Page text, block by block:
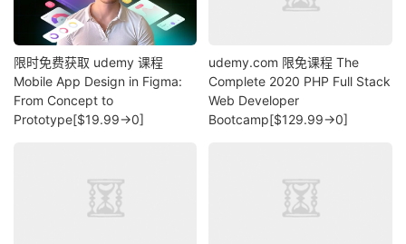
限时免费获取 udemy 课程
Mobile App Design in Figma:
From Concept to
Prototype[$19.99→0]
udemy.com 限免课程 The
Complete 2020 PHP Full Stack
Web Developer
Bootcamp[$129.99→0]